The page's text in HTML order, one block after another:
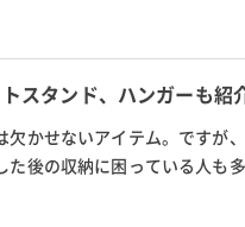
スタンド、ハンガーも紹
かせないアイテム。ですが
後の収納に困っている人も